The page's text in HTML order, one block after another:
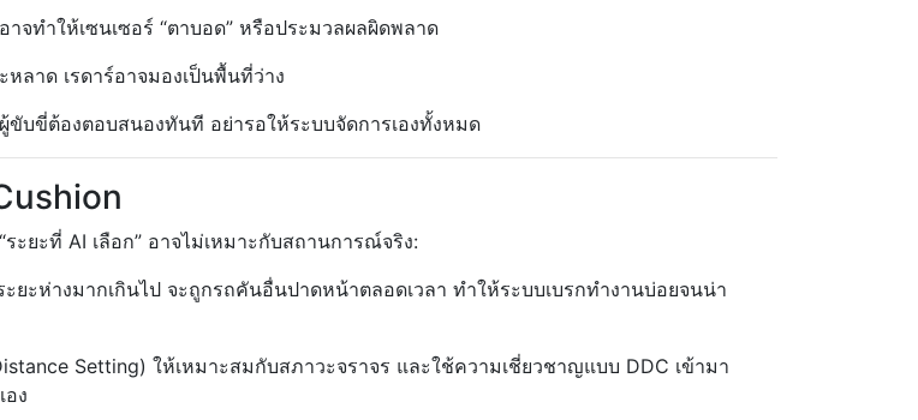
ทำให้เซนเซอร์ “ตาบอด” หรือประมวลผลผิดพลาด
ลาด เรดาร์อาจมองเป็นพื้นที่ว่าง
บขี่ต้องตอบสนองทันที อย่ารอให้ระบบจัดการเองทั้งหมด
ะยะที่ AI เลือก” อาจไม่เหมาะกับสถานการณ์จริง:
ยะห่างมากเกินไป จะถูกรถคันอื่นปาดหน้าตลอดเวลา ทำให้ระบบเบรกทำงานบ่อยจนน่า
Setting) ให้เหมาะสมกับสภาวะจราจร และใช้ความเชี่ยวชาญแบบ DDC เข้ามา
อง